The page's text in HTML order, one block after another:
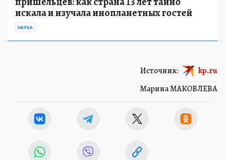
искала и изучала инопланетных гостей
НАУКА
Марина МАКОВЛЕВА
Источник: kp.ru